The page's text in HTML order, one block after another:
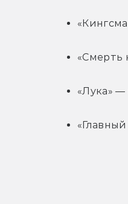
«Смерть
«Лука» —